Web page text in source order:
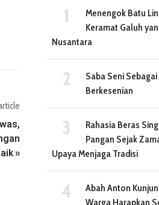
»
Menengok Batu
Keramat Galuh
Nusantara
Saba Seni
Berkesenian
Rahasia Beras
Pangan Sejak
Upaya Menjaga Tradisi
Abah Anton
Warga Harapkan